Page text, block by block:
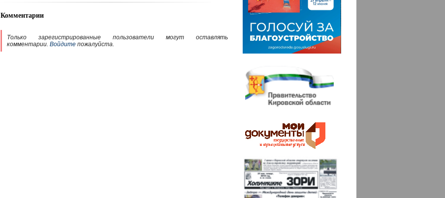
Комментарии
Только зарегистрированные пользователи могут оставлять
комментарии. Войдитепожалуйста.